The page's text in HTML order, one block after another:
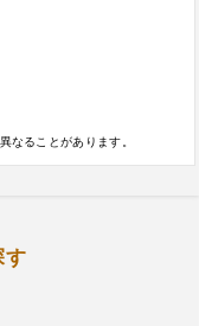
なることがあります。
す